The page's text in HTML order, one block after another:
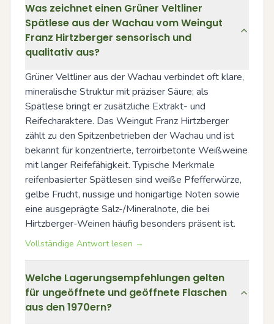
Was zeichnet einen Grüner Veltliner
Spätlese aus der Wachau vom Weingut
Franz Hirtzberger sensorisch und
qualitativ aus?
Grüner Veltliner aus der Wachau verbindet oft klare,
mineralische Struktur mit präziser Säure; als
Spätlese bringt er zusätzliche Extrakt- und
Reifecharaktere. Das Weingut Franz Hirtzberger
zählt zu den Spitzenbetrieben der Wachau und ist
bekannt für konzentrierte, terroirbetonte Weißweine
mit langer Reifefähigkeit. Typische Merkmale
reifenbasierter Spätlesen sind weiße Pfefferwürze,
gelbe Frucht, nussige und honigartige Noten sowie
eine ausgeprägte Salz-/Mineralnote, die bei
Hirtzberger-Weinen häufig besonders präsent ist.
Vollständige Antwort lesen →
Welche Lagerungsempfehlungen gelten
für ungeöffnete und geöffnete Flaschen
aus den 1970ern?